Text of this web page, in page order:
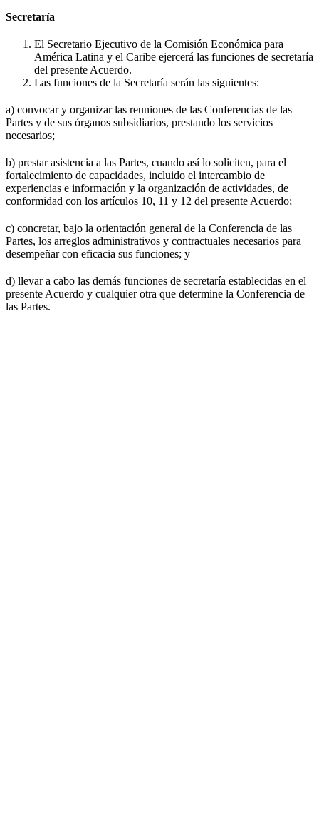
Secretaría
El Secretario Ejecutivo de la Comisión Económica para
América Latina y el Caribe ejercerá las funciones de secretaría
del presente Acuerdo.
Las funciones de la Secretaría serán las siguientes:
a) convocar y organizar las reuniones de las Conferencias de las
Partes y de sus órganos subsidiarios, prestando los servicios
necesarios;
b) prestar asistencia a las Partes, cuando así lo soliciten, para el
fortalecimiento de capacidades, incluido el intercambio de
experiencias e información y la organización de actividades, de
conformidad con los artículos 10, 11 y 12 del presente Acuerdo;
c) concretar, bajo la orientación general de la Conferencia de las
Partes, los arreglos administrativos y contractuales necesarios para
desempeñar con eficacia sus funciones; y
d) llevar a cabo las demás funciones de secretaría establecidas en el
presente Acuerdo y cualquier otra que determine la Conferencia de
las Partes.